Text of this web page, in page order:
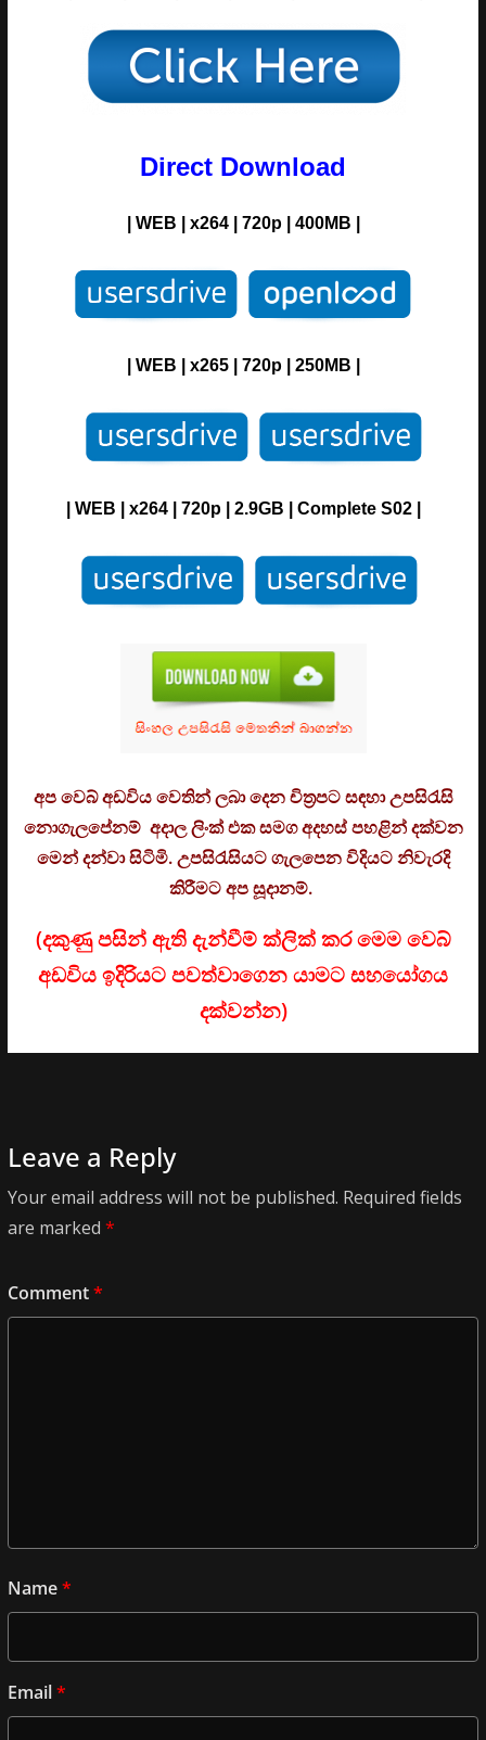
Direct Download
| WEB | x264 | 720p | 400MB |
| WEB | x265 | 720p | 250MB |
| WEB | x264 | 720p | 2.9GB | Complete S02 |
අප වෙබ් අඩවිය වෙතින් ලබා දෙන චිත්‍රපට සඳහා උපසිරැසි
නොගැලපේනම් අදාල ලිංක් එක සමග අදහස් පහළින් දක්වන
මෙන් දන්වා සිටිමි. උපසිරැසියට ගැලපෙන විදියට නිවැරදි
කිරීමට අප සූදානම්.
(දකුණු පසින් ඇති දැන්වීම් ක්ලික් කර මෙම වෙබ්
අඩවිය ඉදිරියට පවත්වාගෙන යාමට සහයෝගය
දක්වන්න)
Leave a Reply
Your email address will not be published. Required fields
are marked *
Comment*
Name*
Email*